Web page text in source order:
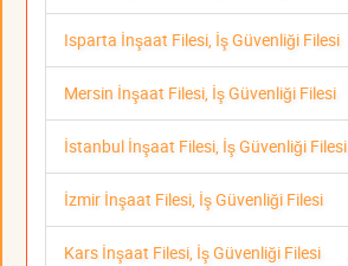
Isparta İnşaat Filesi, İş Güvenliği Filesi
Mersin İnşaat Filesi, İş Güvenliği Filesi
İstanbul İnşaat Filesi, İş Güvenliği Filesi
İzmir İnşaat Filesi, İş Güvenliği Filesi
Kars İnşaat Filesi, İş Güvenliği Filesi